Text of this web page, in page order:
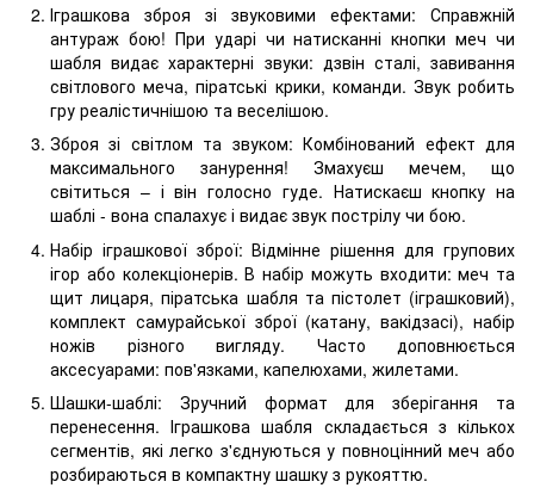
Іграшкова зброя зі звуковими ефектами: Справжній
антураж бою! При ударі чи натисканні кнопки меч чи
шабля видає характерні звуки: дзвін сталі, завивання
світлового меча, піратські крики, команди. Звук робить
гру реалістичнішою та веселішою.
Зброя зі світлом та звуком: Комбінований ефект для
максимального занурення! Змахуєш мечем, що
світиться – і він голосно гуде. Натискаєш кнопку на
шаблі - вона спалахує і видає звук пострілу чи бою.
Набір іграшкової зброї: Відмінне рішення для групових
ігор або колекціонерів. В набір можуть входити: меч та
щит лицаря, піратська шабля та пістолет (іграшковий),
комплект самурайської зброї (катану, вакідзасі), набір
ножів різного вигляду. Часто доповнюється
аксесуарами: пов'язками, капелюхами, жилетами.
Шашки-шаблі: Зручний формат для зберігання та
перенесення. Іграшкова шабля складається з кількох
сегментів, які легко з'єднуються у повноцінний меч або
розбираються в компактну шашку з рукояттю.